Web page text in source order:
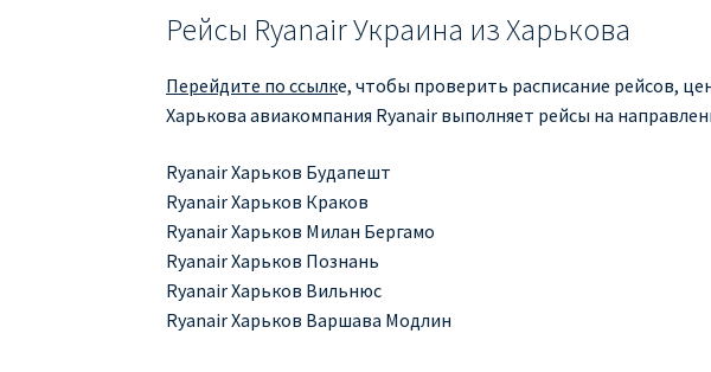
Рейсы Ryanair Украина из Харькова
Перейдите по ссылке, чтобы проверить расписание рейсов,
Харькова авиакомпания Ryanair выполняет рейсы на
Ryanair Харьков Будапешт
Ryanair Харьков Краков
Ryanair Харьков Милан Бергамо
Ryanair Харьков Познань
Ryanair Харьков Вильнюс
Ryanair Харьков Варшава Модлин